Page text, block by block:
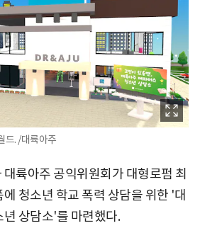
드. /대륙아주
륙아주 공익위원회가 대형로펌 최
청소년 학교 폭력 상담을 위한 '대
상담소'를 마련했다.